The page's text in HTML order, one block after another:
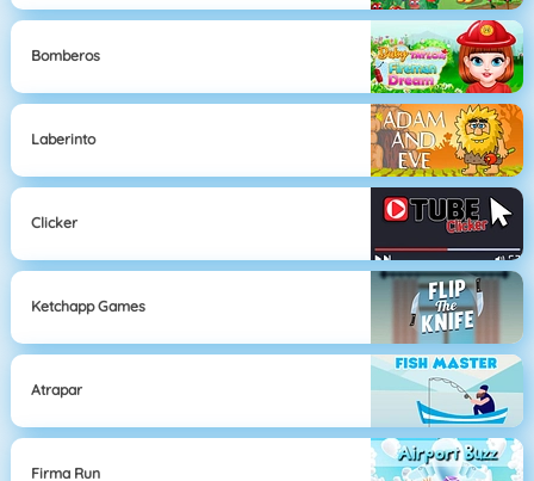
Bomberos
Laberinto
Clicker
Ketchapp Games
Atrapar
Firma Run